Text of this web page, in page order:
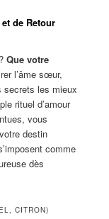
de Retour
Que votre
l’âme sœur,
secrets les mieux
rituel d’amour
vous
votre destin
comme
dès
CITRON)